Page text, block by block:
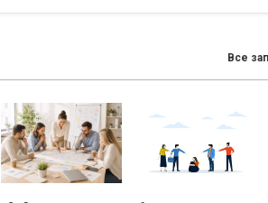
специальностью,
Все